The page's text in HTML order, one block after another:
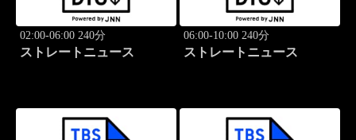
02:00-06:00 240分
ストレートニュース
06:00-10:00 240分
ストレートニュース